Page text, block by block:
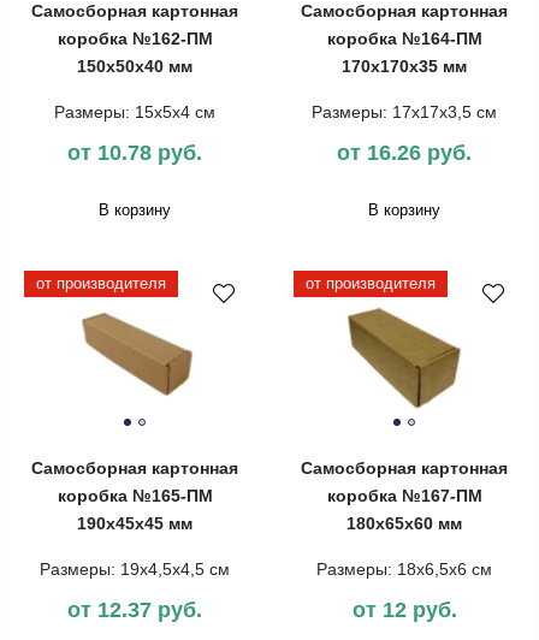
Самосборная картонная
коробка №162-ПМ
150х50х40 мм
Размеры: 15х5х4 см
от 10.78 руб.
В корзину
Самосборная картонная
коробка №164-ПМ
170х170х35 мм
Размеры: 17х17х3,5 см
от 16.26 руб.
В корзину
от производителя
Самосборная картонная
коробка №165-ПМ
190х45х45 мм
Размеры: 19х4,5х4,5 см
от 12.37 руб.
от производителя
Самосборная картонная
коробка №167-ПМ
180х65х60 мм
Размеры: 18х6,5х6 см
от 12 руб.